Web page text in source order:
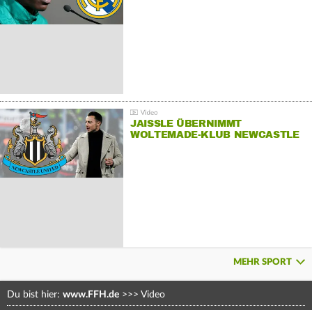
JAISSLE ÜBERNIMMT
WOLTEMADE-KLUB NEWCASTLE
MEHR SPORT
Du bist hier: www.FFH.de >>> Video